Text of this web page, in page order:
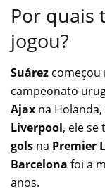
Por quais
jogou?
Suárez começou
campeonato
Ajax na
Liverpool, ele
gols na Premier
Barcelona foi a
anos.